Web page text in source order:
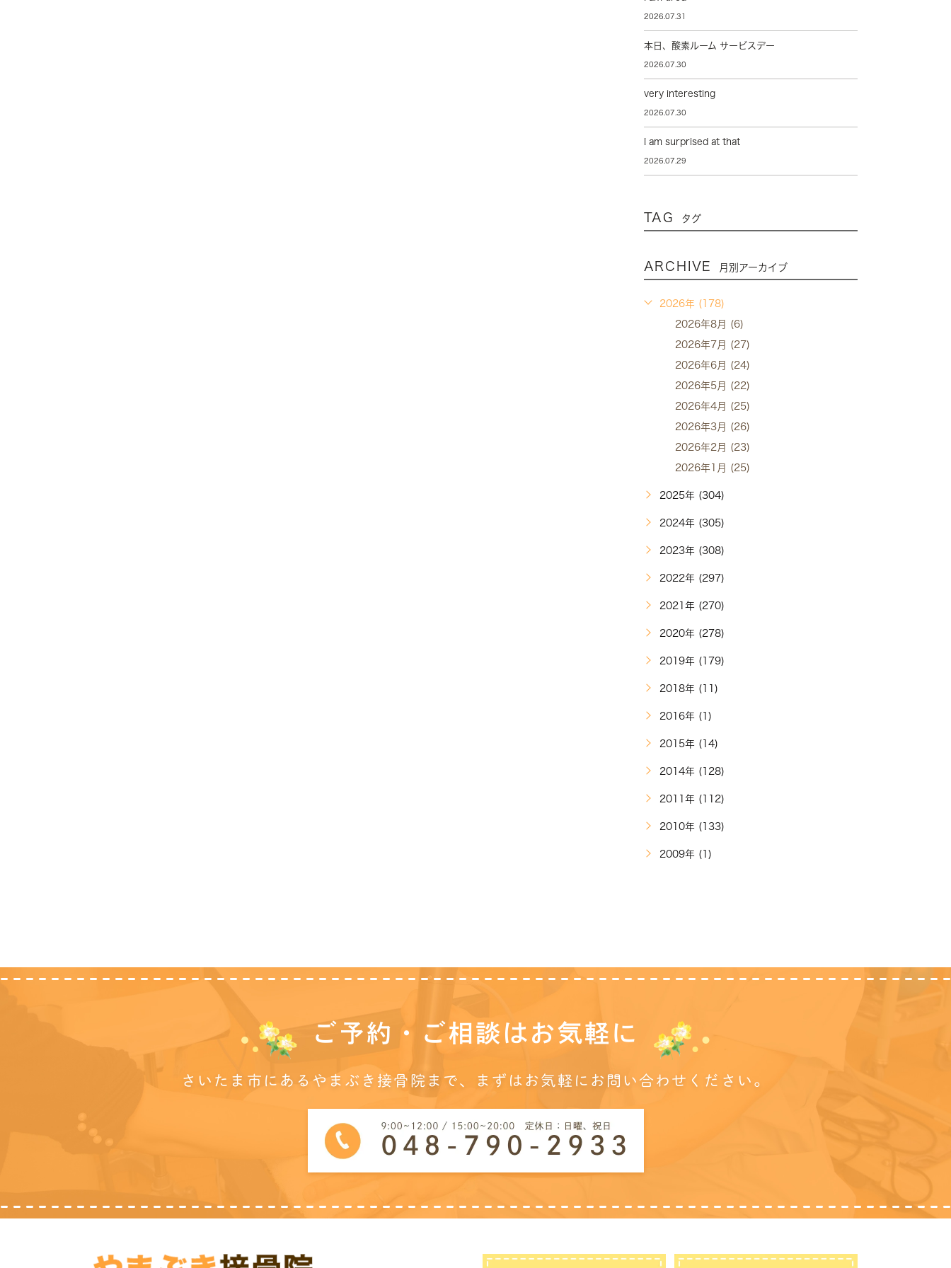
2026.07.31
本日、酸素ルーム サービスデー
2026.07.30
very interesting
2026.07.30
I am surprised at that
2026.07.29
TAG タグ
ARCHIVE 月別アーカイブ
2026年 (178)
2026年8月 (6)
2026年7月 (27)
2026年6月 (24)
2026年5月 (22)
2026年4月 (25)
2026年3月 (26)
2026年2月 (23)
2026年1月 (25)
2025年 (304)
2024年 (305)
2023年 (308)
2022年 (297)
2021年 (270)
2020年 (278)
2019年 (179)
2018年 (11)
2016年 (1)
2015年 (14)
2014年 (128)
2011年 (112)
2010年 (133)
2009年 (1)
ご予約・ご相談は お気軽に
さいたま市にあるやまぶき接骨院まで、 まずはお気軽にお問い合わせください。